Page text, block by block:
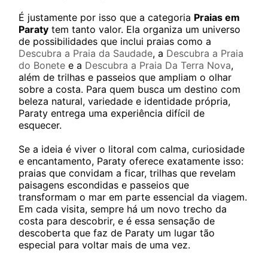
É justamente por isso que a categoria Praias em
Paraty tem tanto valor. Ela organiza um universo
de possibilidades que inclui praias como a
Descubra a Praia da Saudade, a Descubra a Praia
do Bonete e a Descubra a Praia Da Terra Nova,
além de trilhas e passeios que ampliam o olhar
sobre a costa. Para quem busca um destino com
beleza natural, variedade e identidade própria,
Paraty entrega uma experiência difícil de
esquecer.
Se a ideia é viver o litoral com calma, curiosidade
e encantamento, Paraty oferece exatamente isso:
praias que convidam a ficar, trilhas que revelam
paisagens escondidas e passeios que
transformam o mar em parte essencial da viagem.
Em cada visita, sempre há um novo trecho da
costa para descobrir, e é essa sensação de
descoberta que faz de Paraty um lugar tão
especial para voltar mais de uma vez.